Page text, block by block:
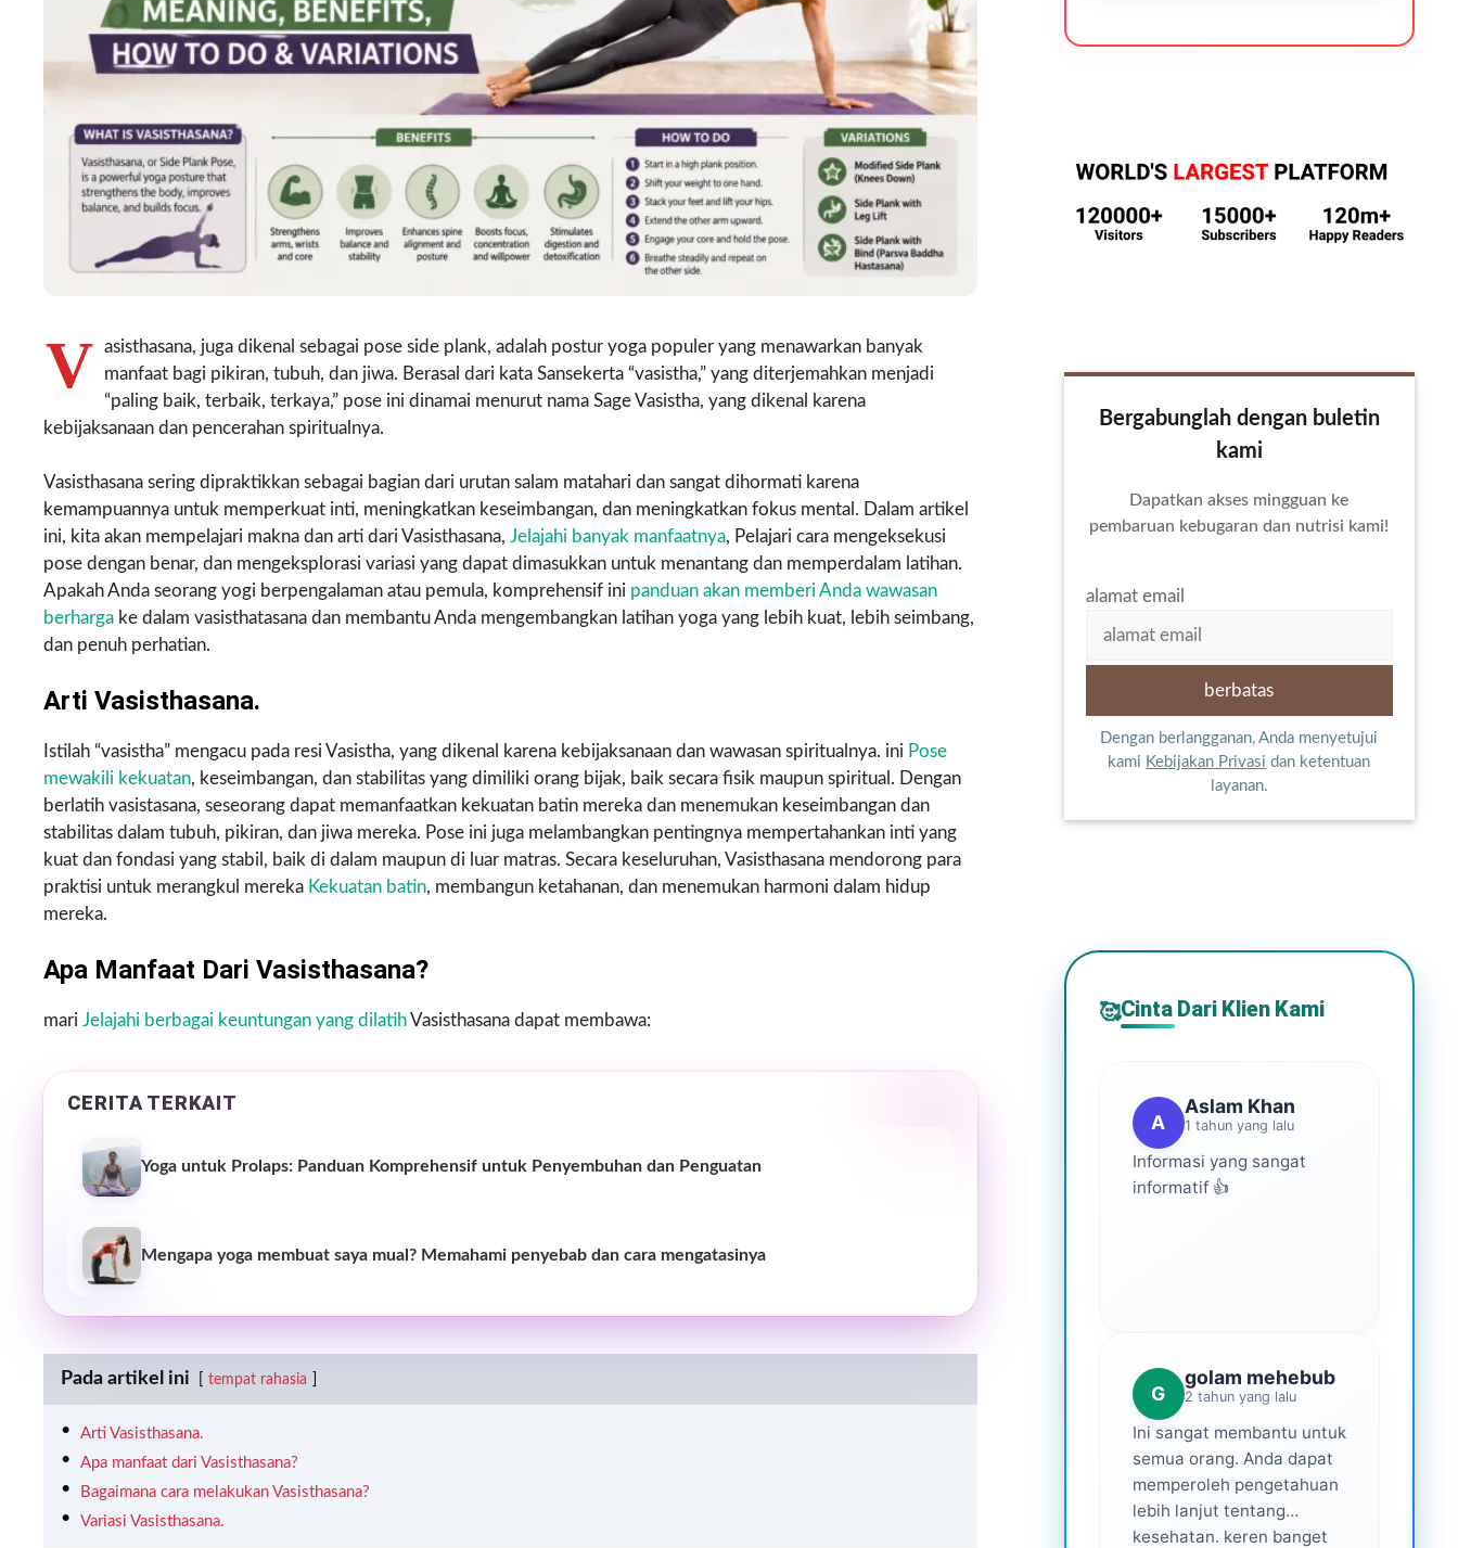
V asisthasana, juga dikenal sebagai pose side plank, adalah postur yoga populer yang menawarkan banyak
manfaat bagi pikiran, tubuh, dan jiwa. Berasal dari kata Sansekerta “vasistha,” yang diterjemahkan menjadi
“paling baik, terbaik, terkaya,” pose ini dinamai menurut nama Sage Vasistha, yang dikenal karena
kebijaksanaan dan pencerahan spiritualnya.
Vasisthasana sering dipraktikkan sebagai bagian dari urutan salam matahari dan sangat dihormati karena
kemampuannya untuk memperkuat inti, meningkatkan keseimbangan, dan meningkatkan fokus mental. Dalam artikel
ini, kita akan mempelajari makna dan arti dari Vasisthasana, Jelajahi banyak manfaatnya, Pelajari cara mengeksekusi
pose dengan benar, dan mengeksplorasi variasi yang dapat dimasukkan untuk menantang dan memperdalam latihan.
Apakah Anda seorang yogi berpengalaman atau pemula, komprehensif ini panduan akan memberi Anda wawasan
berharga ke dalam vasisthatasana dan membantu Anda mengembangkan latihan yoga yang lebih kuat, lebih seimbang,
dan penuh perhatian.
Arti Vasisthasana.
Istilah “vasistha” mengacu pada resi Vasistha, yang dikenal karena kebijaksanaan dan wawasan spiritualnya. ini Pose
mewakili kekuatan, keseimbangan, dan stabilitas yang dimiliki orang bijak, baik secara fisik maupun spiritual. Dengan
berlatih vasistasana, seseorang dapat memanfaatkan kekuatan batin mereka dan menemukan keseimbangan dan
stabilitas dalam tubuh, pikiran, dan jiwa mereka. Pose ini juga melambangkan pentingnya mempertahankan inti yang
kuat dan fondasi yang stabil, baik di dalam maupun di luar matras. Secara keseluruhan, Vasisthasana mendorong para
praktisi untuk merangkul mereka Kekuatan batin, membangun ketahanan, dan menemukan harmoni dalam hidup
mereka.
Apa Manfaat Dari Vasisthasana?
mari Jelajahi berbagai keuntungan yang dilatihVasisthasana dapat membawa:
CERITA TERKAIT
Yoga untuk Prolaps: Panduan Komprehensif untuk Penyembuhan dan Penguatan
Mengapa yoga membuat saya mual? Memahami penyebab dan cara mengatasinya
Pada artikel ini tempat rahasia
Arti Vasisthasana.
Apa manfaat dari Vasisthasana?
Bagaimana cara melakukan Vasisthasana?
Variasi Vasisthasana.
Bergabunglah dengan buletin
kami
Dapatkan akses mingguan ke
pembaruan kebugaran dan nutrisi kami!
alamat email
Dengan berlangganan, Anda menyetujui
kami Kebijakan Privasi dan ketentuan
layanan.
🥰Cinta Dari Klien Kami
A
Aslam Khan
1 tahun yang lalu
Informasi yang sangat
informatif 👍
G
golam mehebub
2 tahun yang lalu
Ini sangat membantu untuk
semua orang. Anda dapat
memperoleh pengetahuan
lebih lanjut tentang
kesehatan. keren banget